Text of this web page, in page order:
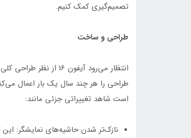
تصمیم‌گیری کمک کنیم.
طراحی و ساخت
طراحی را هر چند سال یک بار اعمال
است شاهد تغییراتی جزئی مانند:
نازک‌تر شدن حاشیه‌های نمایشگر: